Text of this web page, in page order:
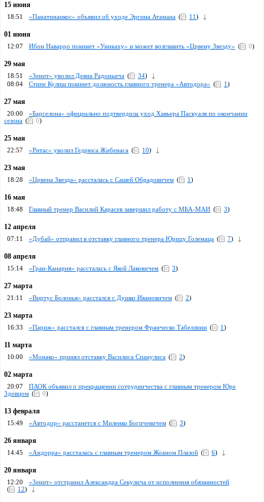
15 июня
18:51 «Панатинаикос» объявил об уходе Эргина Атамана ( 11)
01 июня
12:07 Ибон Наварро покинет «Уникаху» и может возглавить «Црвену Звезду» ( 0)
29 мая
18:51 «Зенит» уволил Деяна Радоньича ( 34)
08:04
Стипе Кулиш покинет должность главного тренера «Автодора» ( 1)
27 мая
20:00
«Барселона» официально подтвердила уход Хавьера Паскуаля по окончании
сезона ( 0)
25 мая
22:57 «Ритас» уволил Гедрюса Жибенаса ( 10)
23 мая
18:28 «Црвена Звезда» рассталась с Сашей Обрадовичем ( 1)
16 мая
18:48 Главный тренер Василий Карасев завершил работу c МБА-МАИ ( 3)
12 апреля
07:11 «Дубай» отправил в отставку главного тренера Юрицу Големаца ( 7)
08 апреля
15:14 «Гран-Канария» рассталась с Якой Лаковичем ( 3)
27 марта
21:11 «Виртус Болонья» расстался с Душко Ивановичем ( 2)
23 марта
16:33 «Париж» расстался с главным тренером Франческо Табеллини ( 1)
11 марта
10:00 «Монако» принял отставку Василиса Спанулиса ( 2)
02 марта
20:07
ПАОК объявил о прекращении сотрудничества с главным тренером Юре
Здовцом ( 0)
13 февраля
15:49 «Автодор» расстанется с Миленко Богичевичем ( 3)
26 января
14:45 «Андорра» рассталась с главным тренером Жоаном Плазой ( 6)
20 января
12:20
«Зенит» отстранил Александра Секулича от исполнения обязанностей
(
12)